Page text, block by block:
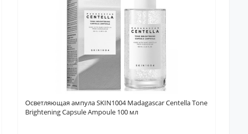
Осветляющая ампула SKIN1004 Madagascar Centella Tone
Brightening Capsule Ampoule 100 мл